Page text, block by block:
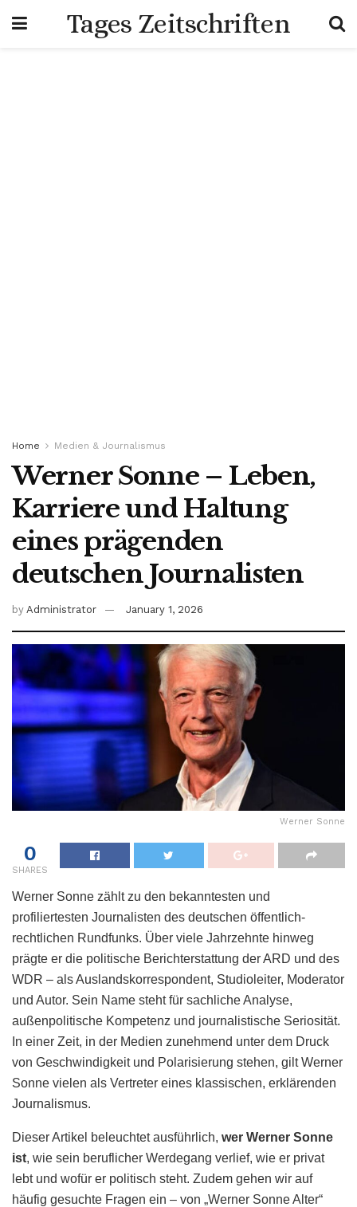
Tages Zeitschriften
Home Medien & Journalismus
Werner Sonne – Leben,
Karriere und Haltung
eines prägenden
deutschen Journalisten
by Administrator January 1, 2026
Werner Sonne
0
SHARES
Werner Sonne zählt zu den bekanntesten und
profiliertesten Journalisten des deutschen öffentlich-
rechtlichen Rundfunks. Über viele Jahrzehnte hinweg
prägte er die politische Berichterstattung der ARD und des
WDR – als Auslandskorrespondent, Studioleiter, Moderator
und Autor. Sein Name steht für sachliche Analyse,
außenpolitische Kompetenz und journalistische Seriosität.
In einer Zeit, in der Medien zunehmend unter dem Druck
von Geschwindigkeit und Polarisierung stehen, gilt Werner
Sonne vielen als Vertreter eines klassischen, erklärenden
Journalismus.
Dieser Artikel beleuchtet ausführlich, wer Werner Sonne
ist, wie sein beruflicher Werdegang verlief, wie er privat
lebt und wofür er politisch steht. Zudem gehen wir auf
häufig gesuchte Fragen ein – von „Werner Sonne Alter“